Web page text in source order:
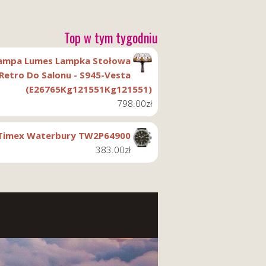
Top w tym tygodniu
Lumes Lampka Stołowa
Do Salonu - S945-Vesta
(E26765Kg121551Kg121551)
798.00zł
Waterbury TW2P64900
383.00zł